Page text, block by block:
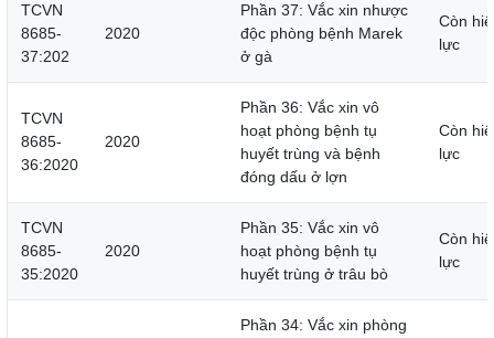
TCVN
8685-
37:202
2020
Phần 37: Vắc xin nhược
độc phòng bệnh Marek
ở gà
Còn
lực
TCVN
8685-
36:2020
2020
Phần 36: Vắc xin vô
hoạt phòng bệnh tụ
huyết trùng và bệnh
đóng dấu ở lợn
Còn
lực
TCVN
8685-
35:2020
2020
Phần 35: Vắc xin vô
hoạt phòng bệnh tụ
huyết trùng ở trâu bò
Còn
lực
Phần 34: Vắc xin phòng